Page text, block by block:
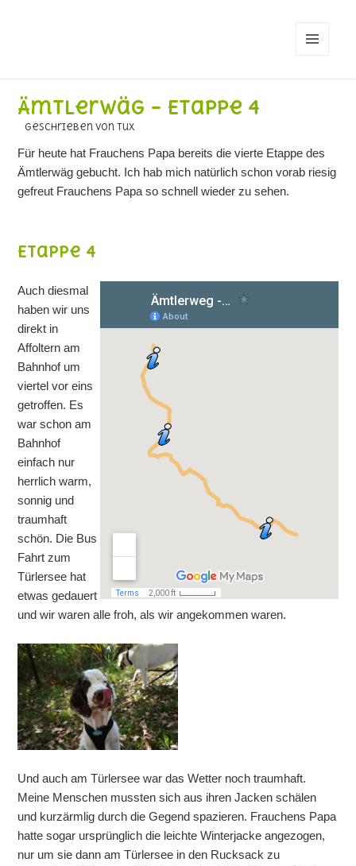
Ämtlerwäg – Etappe 4
geschrieben von Tux
Für heute hat Frauchens Papa bereits die vierte Etappe des
Ämtlerwäg gebucht. Ich hab mich natürlich schon vorab riesig
gefreut Frauchens Papa so schnell wieder zu sehen.
Etappe 4
Auch diesmal
haben wir uns
direkt in
Affoltern am
Bahnhof um
viertel vor eins
getroffen. Es
war schon am
Bahnhof
einfach nur
herrlich warm,
sonnig und
traumhaft
schön. Die Bus
Fahrt zum
Türlersee hat
etwas gedauert
und wir waren alle froh, als wir angekommen waren.
Und auch am Türlersee war das Wetter noch traumhaft.
Meine Menschen mussten sich aus ihren Jacken schälen
und kurzärmlig durch die Gegend spazieren. Frauchens Papa
hatte sogar ursprünglich die leichte Winterjacke angezogen,
nur um sie dann am Türlersee in den Rucksack zu